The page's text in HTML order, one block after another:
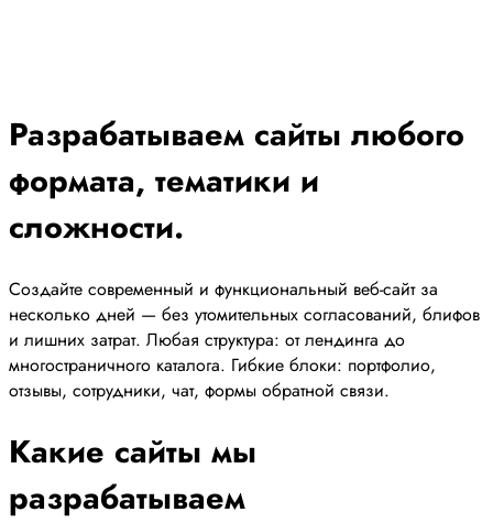
Разрабатываем сайты любого
формата, тематики и
сложности.
Создайте современный и функциональный веб-сайт за
несколько дней — без утомительных согласований, блифов
и лишних затрат. Любая структура: от лендинга до
многостраничного каталога. Гибкие блоки: портфолио,
отзывы, сотрудники, чат, формы обратной связи.
Какие сайты мы
разрабатываем